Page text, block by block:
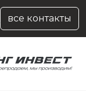
все контакты